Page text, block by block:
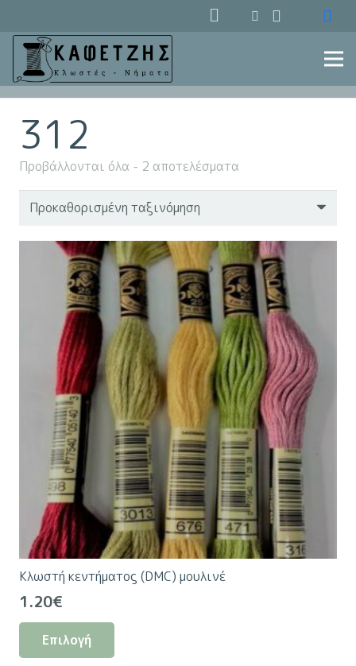
312
Προβάλλονται όλα - 2 αποτελέσματα
Κλωστή κεντήματος (DMC) μουλινέ
1.20€
Επιλογή